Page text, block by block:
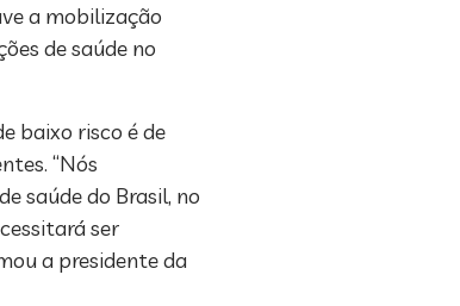
a mobilização
de saúde no
baixo risco é de
“Nós
saúde do Brasil, no
ser
a presidente da